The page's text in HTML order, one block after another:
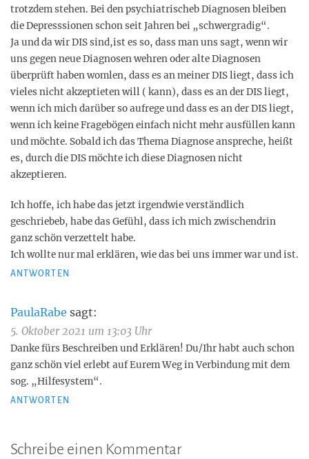
trotzdem stehen. Bei den psychiatrischeb Diagnosen bleiben
die Depresssionen schon seit Jahren bei „schwergradig“.
Ja und da wir DIS sind,ist es so, dass man uns sagt, wenn wir
uns gegen neue Diagnosen wehren oder alte Diagnosen
überprüft haben womlen, dass es an meiner DIS liegt, dass ich
vieles nicht akzeptieten will ( kann), dass es an der DIS liegt,
wenn ich mich darüber so aufrege und dass es an der DIS liegt,
wenn ich keine Fragebögen einfach nicht mehr ausfüllen kann
und möchte. Sobald ich das Thema Diagnose anspreche, heißt
es, durch die DIS möchte ich diese Diagnosen nicht
akzeptieren.
Ich hoffe, ich habe das jetzt irgendwie verständlich
geschriebeb, habe das Gefühl, dass ich mich zwischendrin
ganz schön verzettelt habe.
Ich wollte nur mal erklären, wie das bei uns immer war und ist.
ANTWORTEN
PaulaRabe sagt:
5. Oktober 2021 um 13:03 Uhr
Danke fürs Beschreiben und Erklären! Du/Ihr habt auch schon
ganz schön viel erlebt auf Eurem Weg in Verbindung mit dem
sog. „Hilfesystem“.
ANTWORTEN
Schreibe einen Kommentar